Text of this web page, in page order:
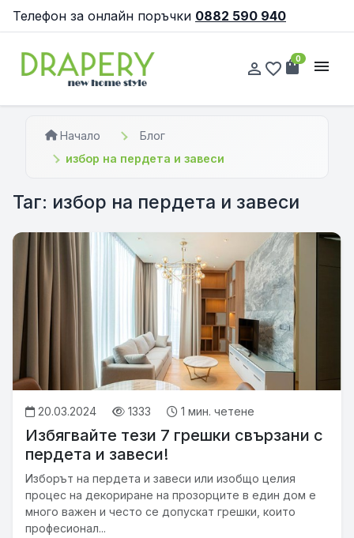
Телефон за онлайн поръчки 0882 590 940
person_outline favorite_border shopping_bag
0 menu
Начало
Блог
избор на пердета и завеси
Таг: избор на пердета и завеси
20.03.2024 1333 1 мин. четене
Избягвайте тези 7 грешки свързани с
пердета и завеси!
Изборът на пердета и завеси или изобщо целия
процес на декориране на прозорците в един дом е
много важен и често се допускат грешки, които
професионал...